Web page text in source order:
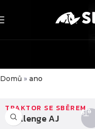
Domů » ano
Challenge AJ
TRAKTOR SE SBĚREM